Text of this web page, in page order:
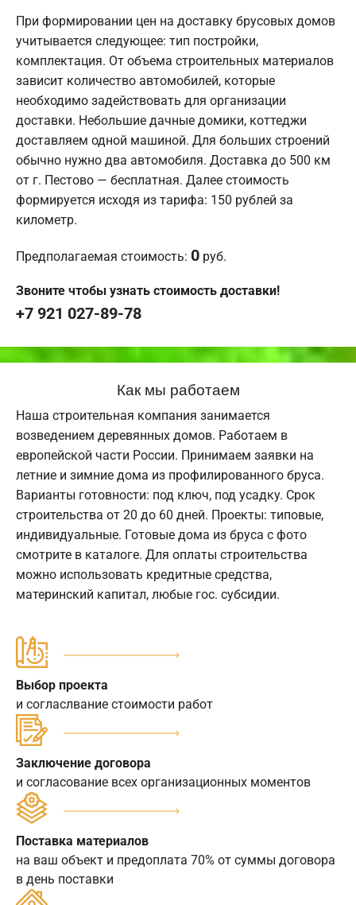
При формировании цен на доставку брусовых домов
учитывается следующее: тип постройки,
комплектация. От объема строительных материалов
зависит количество автомобилей, которые
необходимо задействовать для организации
доставки. Небольшие дачные домики, коттеджи
доставляем одной машиной. Для больших строений
обычно нужно два автомобиля. Доставка до 500 км
от г. Пестово — бесплатная. Далее стоимость
формируется исходя из тарифа: 150 рублей за
километр.
Предполагаемая стоимость: 0 руб.
Звоните чтобы узнать стоимость доставки!
+7 921 027-89-78
Как мы работаем
Наша строительная компания занимается
возведением деревянных домов. Работаем в
европейской части России. Принимаем заявки на
летние и зимние дома из профилированного бруса.
Варианты готовности: под ключ, под усадку. Срок
строительства от 20 до 60 дней. Проекты: типовые,
индивидуальные. Готовые дома из бруса с фото
смотрите в каталоге. Для оплаты строительства
можно использовать кредитные средства,
материнский капитал, любые гос. субсидии.
Выбор проекта
и согласлвание стоимости работ
Заключение договора
и согласование всех организационных моментов
Поставка материалов
на ваш объект и предоплата 70% от суммы договора
в день поставки